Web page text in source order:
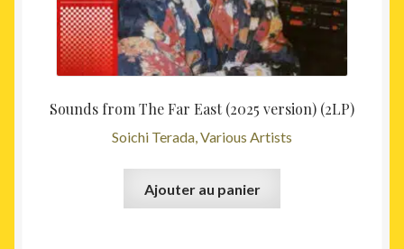
Sounds from The Far East (2025 version) (2LP)
Soichi Terada, Various Artists
Ajouter au panier